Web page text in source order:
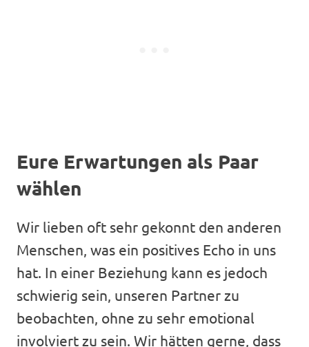
Eure Erwartungen als Paar
wählen
Wir lieben oft sehr gekonnt den anderen
Menschen, was ein positives Echo in uns
hat. In einer Beziehung kann es jedoch
schwierig sein, unseren Partner zu
beobachten, ohne zu sehr emotional
involviert zu sein. Wir hätten gerne, dass